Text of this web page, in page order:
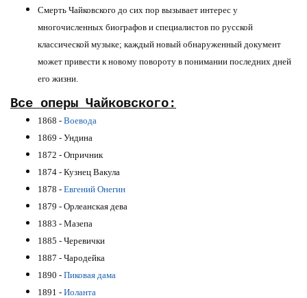
Смерть Чайковского до сих пор вызывает интерес у
многочисленных биографов и специалистов по русской
классической музыке; каждый новый обнаруженный документ
может привести к новому повороту в понимании последних дней
его жизни.
Все оперы Чайковского:
1868 - Воевода
1869 - Ундина
1872 - Опричник
1874 - Кузнец Вакула
1878 - Евгений Онегин
1879 - Орлеанская дева
1883 - Мазепа
1885 - Черевички
1887 - Чародейка
1890 - Пиковая дама
1891 - Иоланта